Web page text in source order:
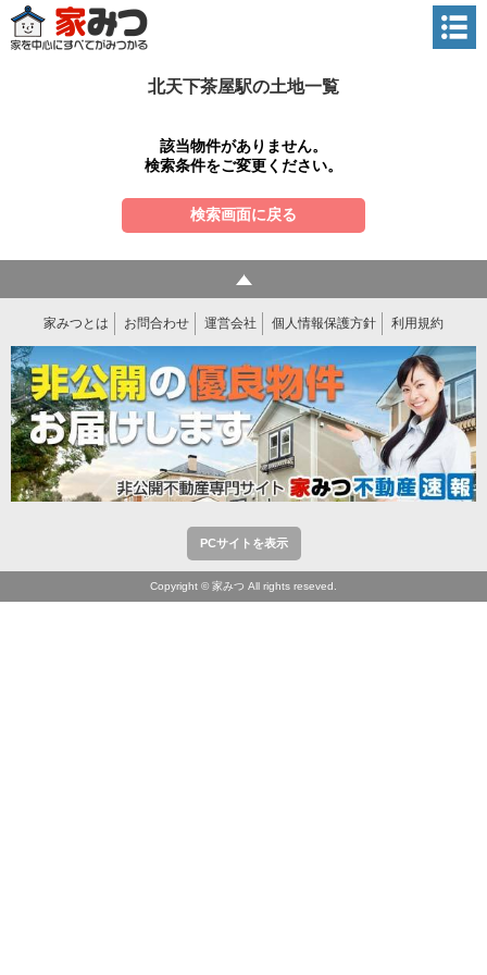
北天下茶屋駅の土地一覧
該当物件がありません。
検索条件をご変更ください。
検索画面に戻る
家みつとは お問合わせ 運営会社 個人情報保護方針 利用規約
PCサイトを表示
Copyright © 家みつ All rights reseved.